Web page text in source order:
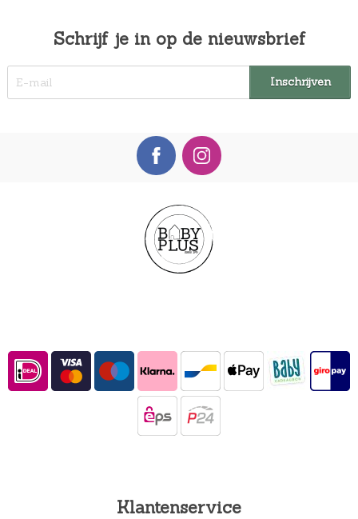
Schrijf je in op de nieuwsbrief
Klantenservice